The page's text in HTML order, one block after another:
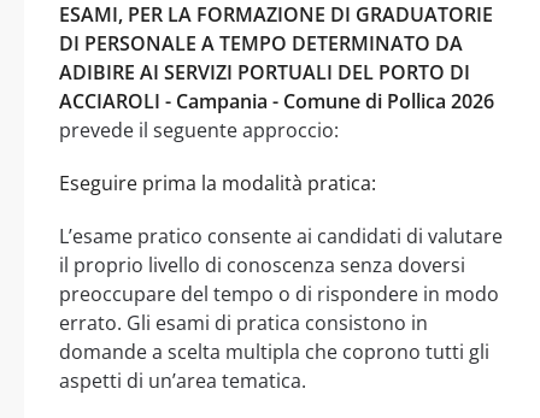
ESAMI, PER LA FORMAZIONE DI GRADUATORIE
DI PERSONALE A TEMPO DETERMINATO DA
ADIBIRE AI SERVIZI PORTUALI DEL PORTO DI
ACCIAROLI - Campania - Comune di Pollica 2026
prevede il seguente approccio:
Eseguire prima la modalità pratica:
L’esame pratico consente ai candidati di valutare
il proprio livello di conoscenza senza doversi
preoccupare del tempo o di rispondere in modo
errato. Gli esami di pratica consistono in
domande a scelta multipla che coprono tutti gli
aspetti di un’area tematica.